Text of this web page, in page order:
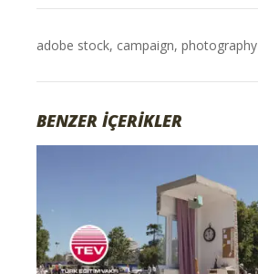
adobe stock, campaign,photography
BENZER İÇERİKLER